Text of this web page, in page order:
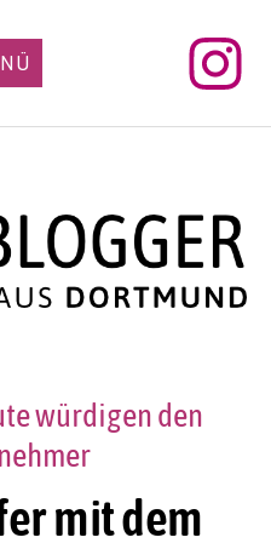
mit dem
würdigen den